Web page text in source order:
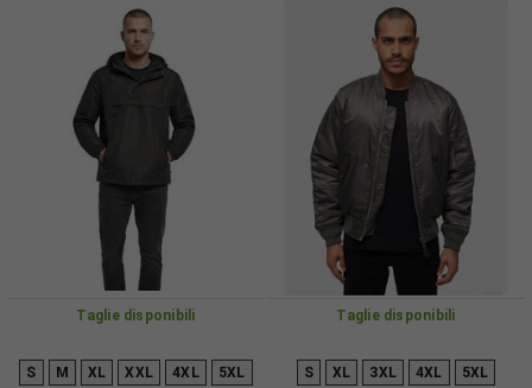
Taglie disponibili
S M XL XXL 4XL 5XL
Taglie disponibili
S XL 3XL 4XL 5XL